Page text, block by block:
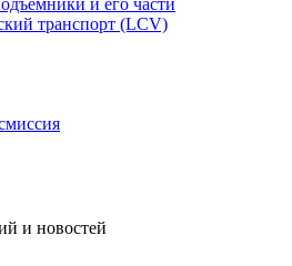
транспорт (LCV)
и новостей